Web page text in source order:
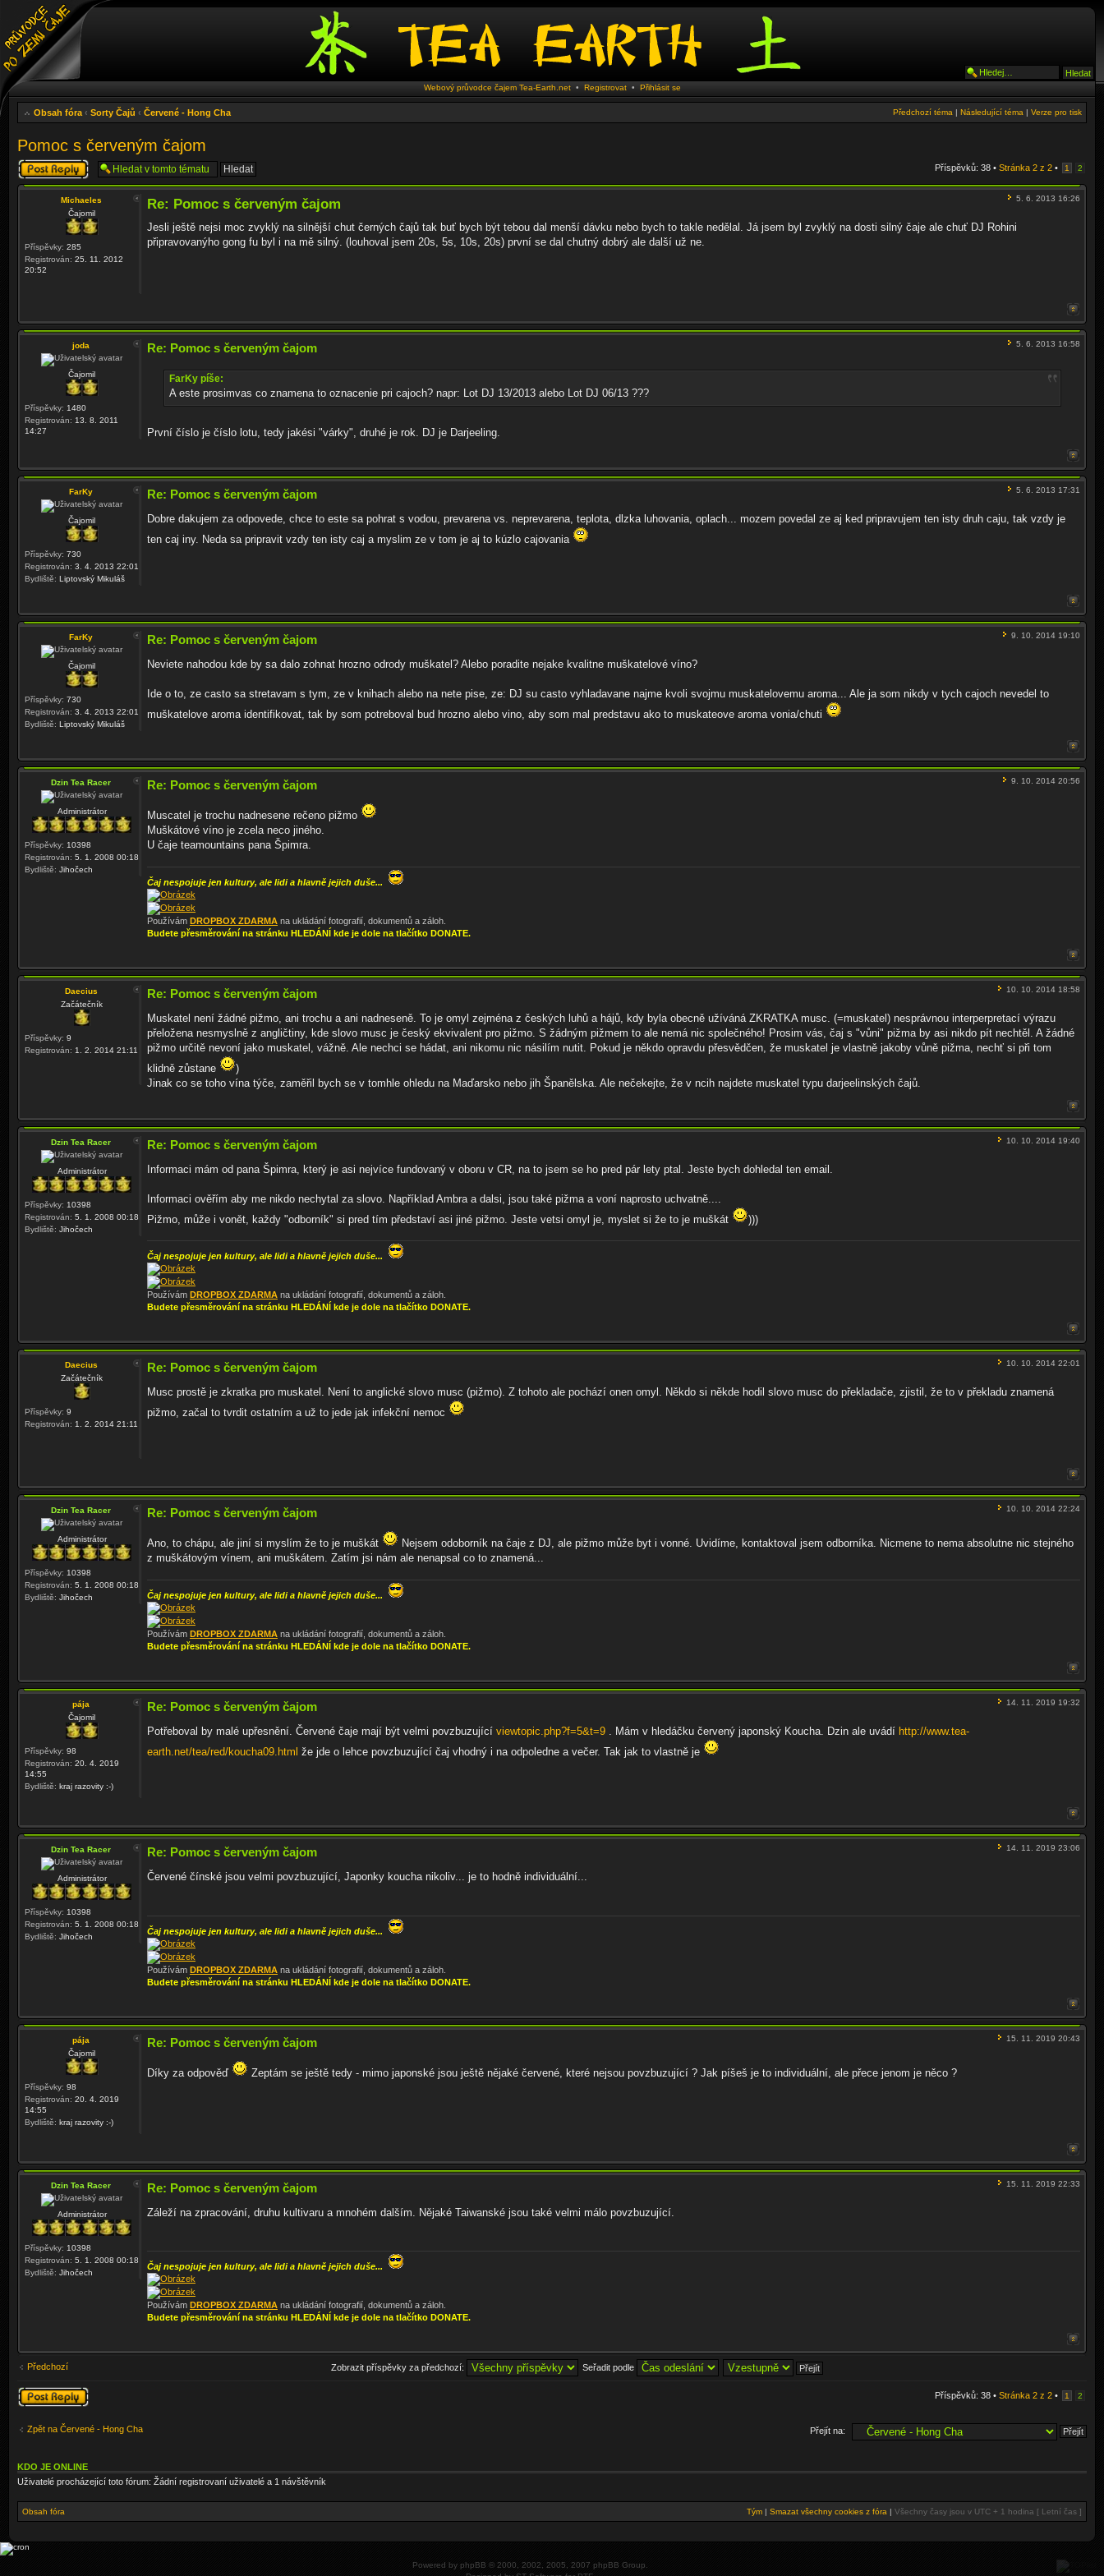
Webový průvodce čajem Tea-Earth.net• Registrovat • Přihlásit se
Obsah fóra ‹ Sorty Čajů ‹ Červené - Hong Cha Verze pro tisk
Následující téma |
Předchozí téma |
Pomoc s červeným čajom
Odeslat odpověď Příspěvků: 38 • Stránka 2 z 2 • 1 2
Michaeles
Čajomil
Příspěvky: 285
Registrován: 25. 11. 2012
20:52
5. 6. 2013 16:26
Re: Pomoc s červeným čajom
Jesli ještě nejsi moc zvyklý na silnější chut černých čajů tak buť bych být tebou dal menší dávku nebo bych to takle nedělal. Já jsem byl zvyklý na dosti silný čaje ale chuť DJ Rohini
připravovanýho gong fu byl i na mě silný. (louhoval jsem 20s, 5s, 10s, 20s) první se dal chutný dobrý ale další už ne.
joda
Čajomil
Příspěvky: 1480
Registrován: 13. 8. 2011
14:27
5. 6. 2013 16:58
Re: Pomoc s červeným čajom
FarKy píše:
A este prosimvas co znamena to oznacenie pri cajoch? napr: Lot DJ 13/2013 alebo Lot DJ 06/13 ???
První číslo je číslo lotu, tedy jakési "várky", druhé je rok. DJ je Darjeeling.
FarKy
Čajomil
Příspěvky: 730
Registrován: 3. 4. 2013 22:01
Bydliště: Liptovský Mikuláš
5. 6. 2013 17:31
Re: Pomoc s červeným čajom
Dobre dakujem za odpovede, chce to este sa pohrat s vodou, prevarena vs. neprevarena, teplota, dlzka luhovania, oplach... mozem povedal ze aj ked pripravujem ten isty druh caju, tak vzdy je
ten caj iny. Neda sa pripravit vzdy ten isty caj a myslim ze v tom je aj to kúzlo cajovania
FarKy
Čajomil
Příspěvky: 730
Registrován: 3. 4. 2013 22:01
Bydliště: Liptovský Mikuláš
9. 10. 2014 19:10
Re: Pomoc s červeným čajom
Neviete nahodou kde by sa dalo zohnat hrozno odrody muškatel? Alebo poradite nejake kvalitne muškatelové víno?
Ide o to, ze casto sa stretavam s tym, ze v knihach alebo na nete pise, ze: DJ su casto vyhladavane najme kvoli svojmu muskatelovemu aroma... Ale ja som nikdy v tych cajoch nevedel to
muškatelove aroma identifikovat, tak by som potreboval bud hrozno alebo vino, aby som mal predstavu ako to muskateove aroma vonia/chuti
Dzin Tea Racer
Administrátor
Příspěvky: 10398
Registrován: 5. 1. 2008 00:18
Bydliště: Jihočech
9. 10. 2014 20:56
Re: Pomoc s červeným čajom
Muscatel je trochu nadnesene rečeno pižmo
Muškátové víno je zcela neco jiného.
U čaje teamountains pana Špimra.
Čaj nespojuje jen kultury, ale lidi a hlavně jejich duše...
Používám DROPBOX ZDARMA na ukládání fotografií, dokumentů a záloh.
Budete přesměrování na stránku HLEDÁNÍ kde je dole na tlačítko DONATE.
Daecius
Začátečník
Příspěvky: 9
Registrován: 1. 2. 2014 21:11
10. 10. 2014 18:58
Re: Pomoc s červeným čajom
Muskatel není žádné pižmo, ani trochu a ani nadneseně. To je omyl zejména z českých luhů a hájů, kdy byla obecně užíváná ZKRATKA musc. (=muskatel) nesprávnou interperpretací výrazu
přeložena nesmyslně z angličtiny, kde slovo musc je český ekvivalent pro pižmo. S žádným pižmem to ale nemá nic společného! Prosim vás, čaj s "vůni" pižma by asi nikdo pít nechtěl. A žádné
pižmo určitě nevoní jako muskatel, vážně. Ale nechci se hádat, ani nikomu nic násilím nutit. Pokud je někdo opravdu přesvědčen, že muskatel je vlastně jakoby vůně pižma, nechť si při tom
klidně zůstane
)
Jinak co se toho vína týče, zaměřil bych se v tomhle ohledu na Maďarsko nebo jih Španělska. Ale nečekejte, že v ncih najdete muskatel typu darjeelinských čajů.
Dzin Tea Racer
Administrátor
Příspěvky: 10398
Registrován: 5. 1. 2008 00:18
Bydliště: Jihočech
10. 10. 2014 19:40
Re: Pomoc s červeným čajom
Informaci mám od pana Špimra, který je asi nejvíce fundovaný v oboru v CR, na to jsem se ho pred pár lety ptal. Jeste bych dohledal ten email.
Informaci ověřím aby me nikdo nechytal za slovo. Například Ambra a dalsi, jsou také pižma a voní naprosto uchvatně....
Pižmo, může i vonět, každy "odborník" si pred tím představí asi jiné pižmo. Jeste vetsi omyl je, myslet si že to je muškát
)))
Čaj nespojuje jen kultury, ale lidi a hlavně jejich duše...
Používám DROPBOX ZDARMA na ukládání fotografií, dokumentů a záloh.
Budete přesměrování na stránku HLEDÁNÍ kde je dole na tlačítko DONATE.
Daecius
Začátečník
Příspěvky: 9
Registrován: 1. 2. 2014 21:11
10. 10. 2014 22:01
Re: Pomoc s červeným čajom
Musc prostě je zkratka pro muskatel. Není to anglické slovo musc (pižmo). Z tohoto ale pochází onen omyl. Někdo si někde hodil slovo musc do překladače, zjistil, že to v překladu znamená
pižmo, začal to tvrdit ostatním a už to jede jak infekční nemoc
Dzin Tea Racer
Administrátor
Příspěvky: 10398
Registrován: 5. 1. 2008 00:18
Bydliště: Jihočech
10. 10. 2014 22:24
Re: Pomoc s červeným čajom
Ano, to chápu, ale jiní si myslím že to je muškát
Nejsem odoborník na čaje z DJ, ale pižmo může byt i vonné. Uvidíme, kontaktoval jsem odborníka. Nicmene to nema absolutne nic stejného
z muškátovým vínem, ani muškátem. Zatím jsi nám ale nenapsal co to znamená...
Čaj nespojuje jen kultury, ale lidi a hlavně jejich duše...
Používám DROPBOX ZDARMA na ukládání fotografií, dokumentů a záloh.
Budete přesměrování na stránku HLEDÁNÍ kde je dole na tlačítko DONATE.
pája
Čajomil
Příspěvky: 98
Registrován: 20. 4. 2019
14:55
Bydliště: kraj razovity :-)
14. 11. 2019 19:32
Re: Pomoc s červeným čajom
Potřeboval by malé upřesnění. Červené čaje mají být velmi povzbuzující viewtopic.php?f=5&t=9 . Mám v hledáčku červený japonský Koucha. Dzin ale uvádí http://www.tea-
earth.net/tea/red/koucha09.html že jde o lehce povzbuzující čaj vhodný i na odpoledne a večer. Tak jak to vlastně je
Dzin Tea Racer
Administrátor
Příspěvky: 10398
Registrován: 5. 1. 2008 00:18
Bydliště: Jihočech
14. 11. 2019 23:06
Re: Pomoc s červeným čajom
Červené čínské jsou velmi povzbuzující, Japonky koucha nikoliv... je to hodně individuální...
Čaj nespojuje jen kultury, ale lidi a hlavně jejich duše...
Používám DROPBOX ZDARMA na ukládání fotografií, dokumentů a záloh.
Budete přesměrování na stránku HLEDÁNÍ kde je dole na tlačítko DONATE.
pája
Čajomil
Příspěvky: 98
Registrován: 20. 4. 2019
14:55
Bydliště: kraj razovity :-)
15. 11. 2019 20:43
Re: Pomoc s červeným čajom
Díky za odpověď Zeptám se ještě tedy - mimo japonské jsou ještě nějaké červené, které nejsou povzbuzující ? Jak píšeš je to individuální, ale přece jenom je něco ?
Dzin Tea Racer
Administrátor
Příspěvky: 10398
Registrován: 5. 1. 2008 00:18
Bydliště: Jihočech
15. 11. 2019 22:33
Re: Pomoc s červeným čajom
Záleží na zpracování, druhu kultivaru a mnohém dalším. Nějaké Taiwanské jsou také velmi málo povzbuzující.
Čaj nespojuje jen kultury, ale lidi a hlavně jejich duše...
Používám DROPBOX ZDARMA na ukládání fotografií, dokumentů a záloh.
Budete přesměrování na stránku HLEDÁNÍ kde je dole na tlačítko DONATE.
Předchozí Zobrazit příspěvky za předchozí: Seřadit podle
Odeslat odpověď Příspěvků: 38 • Stránka 2 z 2 • 1 2
Zpět na Červené - Hong Cha Přejít na:
KDO JE ONLINE
Uživatelé procházející toto fórum: Žádní registrovaní uživatelé a 1 návštěvník
Obsah fóra Tým | Smazat všechny cookies z fóra | Všechny časy jsou v UTC + 1 hodina [ Letní čas ]
Powered by phpBB © 2000, 2002, 2005, 2007 phpBB Group.